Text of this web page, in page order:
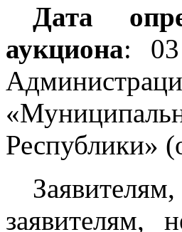
Дата
аукциона:
Республики»